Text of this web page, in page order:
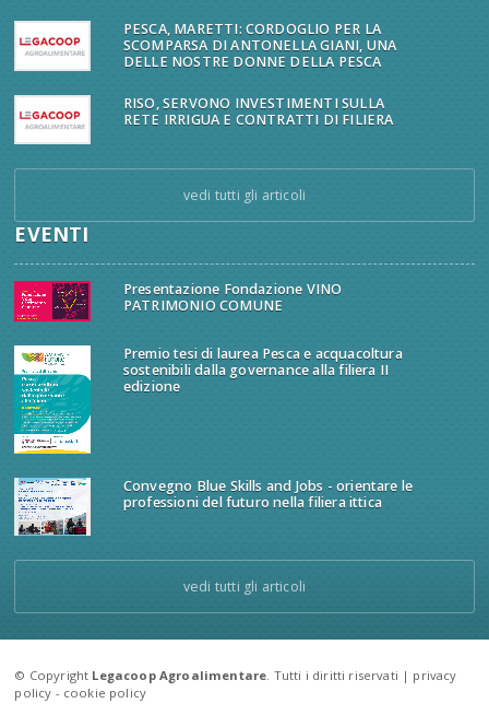
PESCA, MARETTI: CORDOGLIO PER LA
SCOMPARSA DI ANTONELLA GIANI, UNA
DELLE NOSTRE DONNE DELLA PESCA
RISO, SERVONO INVESTIMENTI SULLA
RETE IRRIGUA E CONTRATTI DI FILIERA
vedi tutti gli articoli
EVENTI
Presentazione Fondazione VINO
PATRIMONIO COMUNE
Premio tesi di laurea Pesca e acquacoltura
sostenibili dalla governance alla filiera II
edizione
Convegno Blue Skills and Jobs - orientare le
professioni del futuro nella filiera ittica
vedi tutti gli articoli
© Copyright Legacoop Agroalimentare . Tutti i diritti riservati | privacy
policy - cookie policy